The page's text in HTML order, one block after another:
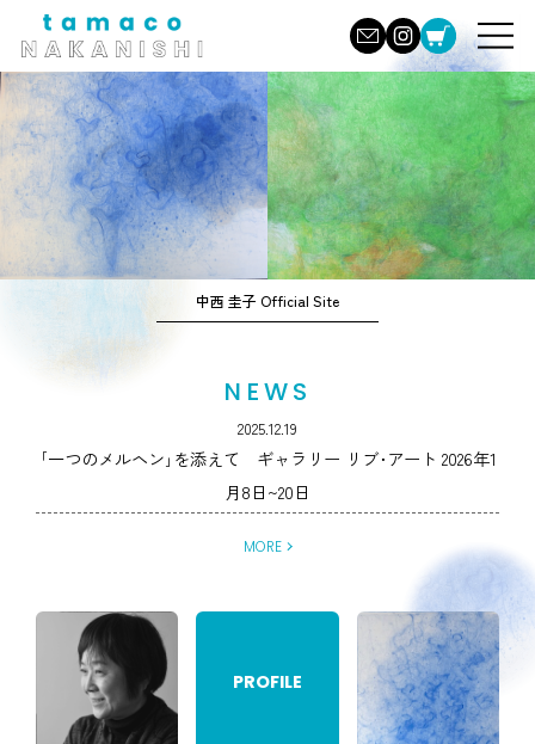
中西 圭子 Official Site
NEWS
2025.12.19
｢一つのメルヘン｣を添えて ギャラリー リブ･アート 2026年1
月8日~20日
MORE
PROFILE